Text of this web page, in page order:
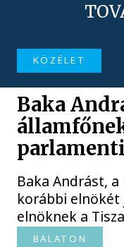
KÖZÉLET
Baka
Baka Andrást,
korábbi
elnöknek a
BALATON